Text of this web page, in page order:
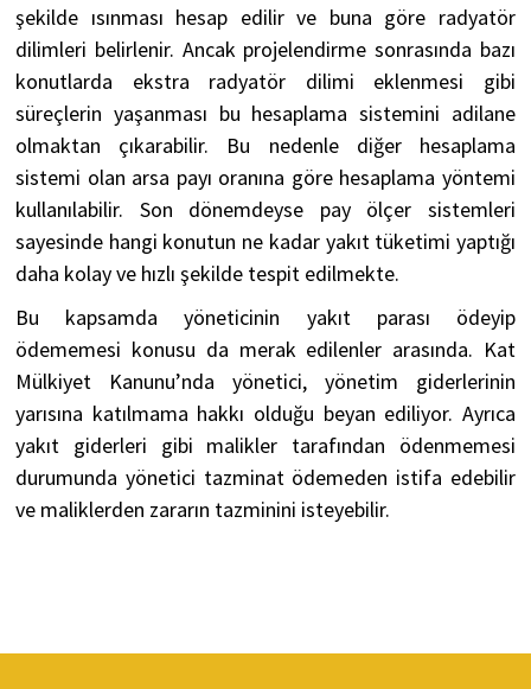
şekilde ısınması hesap edilir ve buna göre radyatör
dilimleri belirlenir. Ancak projelendirme sonrasında bazı
konutlarda ekstra radyatör dilimi eklenmesi gibi
süreçlerin yaşanması bu hesaplama sistemini adilane
olmaktan çıkarabilir. Bu nedenle diğer hesaplama
sistemi olan arsa payı oranına göre hesaplama yöntemi
kullanılabilir. Son dönemdeyse pay ölçer sistemleri
sayesinde hangi konutun ne kadar yakıt tüketimi yaptığı
daha kolay ve hızlı şekilde tespit edilmekte.
Bu kapsamda yöneticinin yakıt parası ödeyip
ödememesi konusu da merak edilenler arasında. Kat
Mülkiyet Kanunu’nda yönetici, yönetim giderlerinin
yarısına katılmama hakkı olduğu beyan ediliyor. Ayrıca
yakıt giderleri gibi malikler tarafından ödenmemesi
durumunda yönetici tazminat ödemeden istifa edebilir
ve maliklerden zararın tazminini isteyebilir.